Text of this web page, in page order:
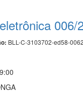
006/
BLL-C-3103702-ed58-